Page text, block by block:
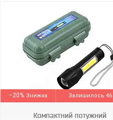
–20%
Залишилось 46
Компактний потужний
1010835-Other